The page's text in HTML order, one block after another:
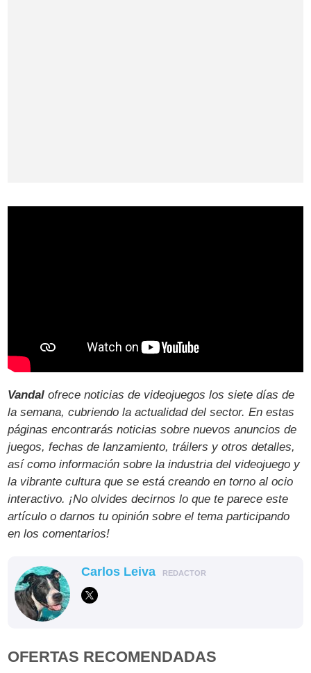
Vandal ofrece noticias de videojuegos los siete días de
la semana, cubriendo la actualidad del sector. En estas
páginas encontrarás noticias sobre nuevos anuncios de
juegos, fechas de lanzamiento, tráilers y otros detalles,
así como información sobre la industria del videojuego y
la vibrante cultura que se está creando en torno al ocio
interactivo. ¡No olvides decirnos lo que te parece este
artículo o darnos tu opinión sobre el tema participando
en los comentarios!
Carlos Leiva REDACTOR
OFERTAS RECOMENDADAS